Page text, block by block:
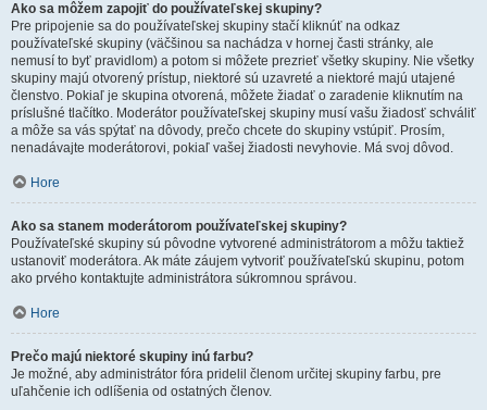
Ako sa môžem zapojiť do používateľskej skupiny?
Pre pripojenie sa do používateľskej skupiny stačí kliknúť na odkaz
používateľské skupiny (väčšinou sa nachádza v hornej časti stránky, ale
nemusí to byť pravidlom) a potom si môžete prezrieť všetky skupiny. Nie všetky
skupiny majú otvorený prístup, niektoré sú uzavreté a niektoré majú utajené
členstvo. Pokiaľ je skupina otvorená, môžete žiadať o zaradenie kliknutím na
príslušné tlačítko. Moderátor používateľskej skupiny musí vašu žiadosť schváliť
a môže sa vás spýtať na dôvody, prečo chcete do skupiny vstúpiť. Prosím,
nenadávajte moderátorovi, pokiaľ vašej žiadosti nevyhovie. Má svoj dôvod.
Hore
Ako sa stanem moderátorom používateľskej skupiny?
Používateľské skupiny sú pôvodne vytvorené administrátorom a môžu taktiež
ustanoviť moderátora. Ak máte záujem vytvoriť používateľskú skupinu, potom
ako prvého kontaktujte administrátora súkromnou správou.
Hore
Prečo majú niektoré skupiny inú farbu?
Je možné, aby administrátor fóra pridelil členom určitej skupiny farbu, pre
uľahčenie ich odlíšenia od ostatných členov.